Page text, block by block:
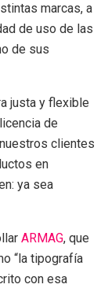
marcas, a
de uso de las
de sus
justa y flexible
de
clientes
en
ya sea
ARMAG, que
“la tipografía
con esa